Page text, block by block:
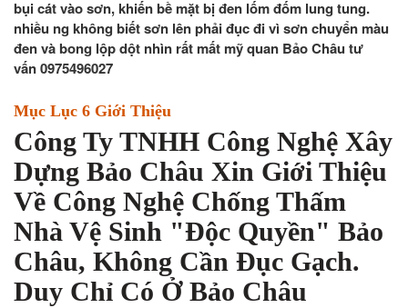
bụi cát vào sơn, khiến bề mặt bị đen lốm đốm lung tung.
nhiều ng không biết sơn lên phải đục đi vì sơn chuyển màu
đen và bong lộp dột nhìn rất mất mỹ quan Bảo Châu tư
vấn 0975496027
Mục Lục 6 Giới Thiệu
Công Ty TNHH Công Nghệ Xây
Dựng Bảo Châu Xin Giới Thiệu
Về Công Nghệ Chống Thấm
Nhà Vệ Sinh "Độc Quyền" Bảo
Châu, Không Cần Đục Gạch.
Duy Chỉ Có Ở Bảo Châu